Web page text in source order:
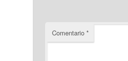
Comentario*